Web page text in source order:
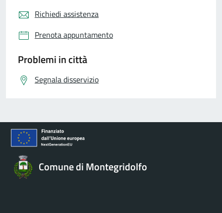
Richiedi assistenza
Prenota appuntamento
Problemi in città
Segnala disservizio
Comune di Montegridolfo